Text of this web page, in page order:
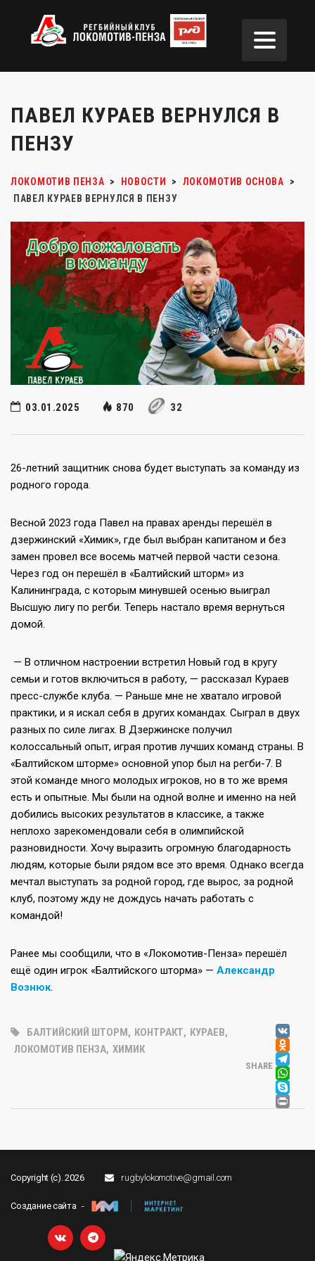
ПАВЕЛ КУРАЕВ ВЕРНУЛСЯ В
ПЕНЗУ
ЛОКОМОТИВ ПЕНЗА > НОВОСТИ > ЛОКОМОТИВ ОСНОВА
>
ПАВЕЛ КУРАЕВ ВЕРНУЛСЯ В ПЕНЗУ
03.01.2025 870 32
26-летний защитник снова будет выступать за команду из
родного города.
Весной 2023 года Павел на правах аренды перешёл в
дзержинский «Химик», где был выбран капитаном и без
замен провел все восемь матчей первой части сезона.
Через год он перешёл в «Балтийский шторм» из
Калининграда, с которым минувшей осенью выиграл
Высшую лигу по регби. Теперь настало время вернуться
домой.
— В отличном настроении встретил Новый год в кругу
семьи и готов включиться в работу, — рассказал Кураев
пресс-службе клуба. — Раньше мне не хватало игровой
практики, и я искал себя в других командах. Сыграл в двух
разных по силе лигах. В Дзержинске получил
колоссальный опыт, играя против лучших команд страны. В
«Балтийском шторме» основной упор был на регби-7. В
этой команде много молодых игроков, но в то же время
есть и опытные. Мы были на одной волне и именно на ней
добились высоких результатов в классике, а также
неплохо зарекомендовали себя в олимпийской
разновидности. Хочу выразить огромную благодарность
людям, которые были рядом все это время. Однако всегда
мечтал выступать за родной город, где вырос, за родной
клуб, поэтому жду не дождусь начать работать с
командой!
Ранее мы сообщили, что в «Локомотив-Пенза» перешёл
ещё один игрок «Балтийского шторма» — Александр
Вознюк.
БАЛТИЙСКИЙ ШТОРМ, КОНТРАКТ, КУРАЕВ,
ЛОКОМОТИВ ПЕНЗА, ХИМИК
SHARE
Copyright (c). 2026 rugbylokomotive@gmail.com
Создание сайта -